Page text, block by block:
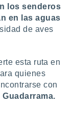
los senderos
en las aguas
de aves
esta ruta en
quienes
con